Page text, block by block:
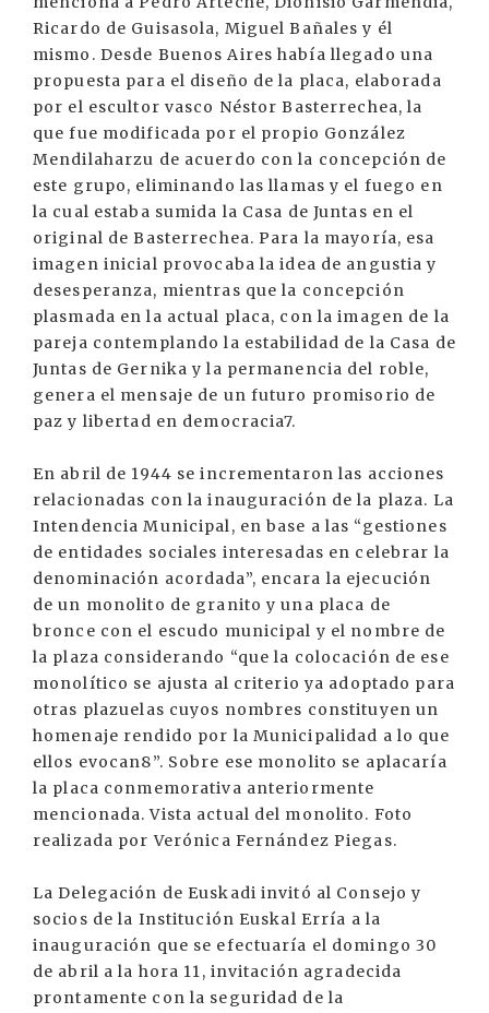
Ricardo de Guisasola, Miguel Bañales y él
mismo. Desde Buenos Aires había llegado una
propuesta para el diseño de la placa, elaborada
por el escultor vasco Néstor Basterrechea, la
que fue modificada por el propio González
Mendilaharzu de acuerdo con la concepción de
este grupo, eliminando las llamas y el fuego en
la cual estaba sumida la Casa de Juntas en el
original de Basterrechea. Para la mayoría, esa
imagen inicial provocaba la idea de angustia y
desesperanza, mientras que la concepción
plasmada en la actual placa, con la imagen de la
pareja contemplando la estabilidad de la Casa de
Juntas de Gernika y la permanencia del roble,
genera el mensaje de un futuro promisorio de
paz y libertad en democracia7.
En abril de 1944 se incrementaron las acciones
relacionadas con la inauguración de la plaza. La
Intendencia Municipal, en base a las “gestiones
de entidades sociales interesadas en celebrar la
denominación acordada”, encara la ejecución
de un monolito de granito y una placa de
bronce con el escudo municipal y el nombre de
la plaza considerando “que la colocación de ese
monolítico se ajusta al criterio ya adoptado para
otras plazuelas cuyos nombres constituyen un
homenaje rendido por la Municipalidad a lo que
ellos evocan8”. Sobre ese monolito se aplacaría
la placa conmemorativa anteriormente
mencionada. Vista actual del monolito. Foto
realizada por Verónica Fernández Piegas.
La Delegación de Euskadi invitó al Consejo y
socios de la Institución Euskal Erría a la
inauguración que se efectuaría el domingo 30
de abril a la hora 11, invitación agradecida
prontamente con la seguridad de la